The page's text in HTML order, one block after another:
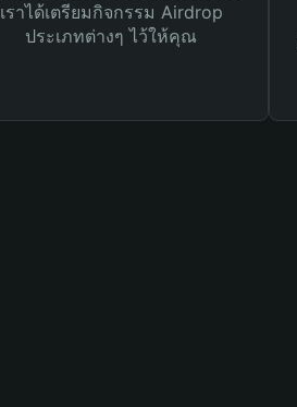
เราได้เตรียมกิจกรรม Airdrop
ประเภทต่างๆ ไว้ให้คุณ